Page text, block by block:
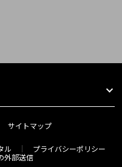
サイトマップ
ル
プライバシーポリシー
外部送信